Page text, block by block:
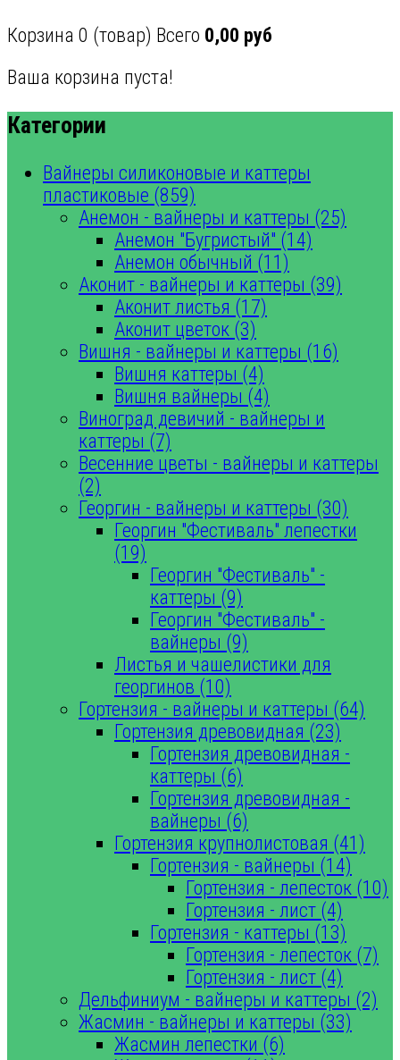
Корзина 0 (товар) Всего 0,00 руб
Ваша корзина пуста!
Категории
Вайнеры силиконовые и каттеры
пластиковые (859)
Анемон - вайнеры и каттеры (25)
Анемон "Бугристый" (14)
Анемон обычный (11)
Аконит - вайнеры и каттеры (39)
Аконит листья (17)
Аконит цветок (3)
Вишня - вайнеры и каттеры (16)
Вишня каттеры (4)
Вишня вайнеры (4)
Виноград девичий - вайнеры и
каттеры (7)
Весенние цветы - вайнеры и каттеры
(2)
Георгин - вайнеры и каттеры (30)
Георгин "Фестиваль" лепестки
(19)
Георгин "Фестиваль" -
каттеры (9)
Георгин "Фестиваль" -
вайнеры (9)
Листья и чашелистики для
георгинов (10)
Гортензия - вайнеры и каттеры (64)
Гортензия древовидная (23)
Гортензия древовидная -
каттеры (6)
Гортензия древовидная -
вайнеры (6)
Гортензия крупнолистовая (41)
Гортензия - вайнеры (14)
Гортензия - лепесток (10)
Гортензия - лист (4)
Гортензия - каттеры (13)
Гортензия - лепесток (7)
Гортензия - лист (4)
Дельфиниум - вайнеры и каттеры (2)
Жасмин - вайнеры и каттеры (33)
Жасмин лепестки (6)